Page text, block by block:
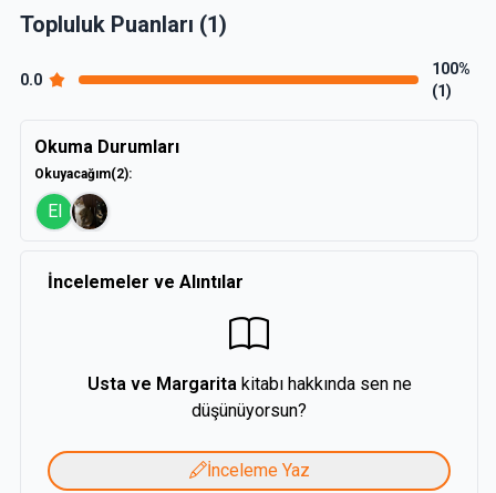
Topluluk Puanları (1)
0.0
100%
(1)
Okuma Durumları
Okuyacağım(2):
El
İncelemeler ve Alıntılar
Usta ve Margaritakitabı hakkında sen ne
düşünüyorsun?
İnceleme Yaz